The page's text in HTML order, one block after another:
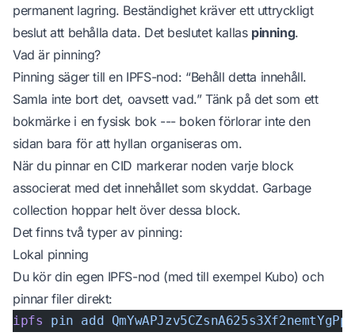
permanent lagring. Beständighet kräver ett uttryckligt
beslut att behålla data. Det beslutet kallas pinning.
Vad är pinning?
Pinning säger till en IPFS-nod: “Behåll detta innehåll.
Samla inte bort det, oavsett vad.” Tänk på det som ett
bokmärke i en fysisk bok --- boken förlorar inte den
sidan bara för att hyllan organiseras om.
När du pinnar en CID markerar noden varje block
associerat med det innehållet som skyddat. Garbage
collection hoppar helt över dessa block.
Det finns två typer av pinning:
Lokal pinning
Du kör din egen IPFS-nod (med till exempel Kubo) och
pinnar filer direkt:
ipfs pin add